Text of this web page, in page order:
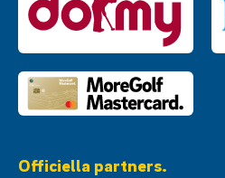
Officiella partners.